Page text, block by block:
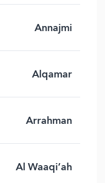
Annajmi
Alqamar
Arrahman
Al Waaqi’ah